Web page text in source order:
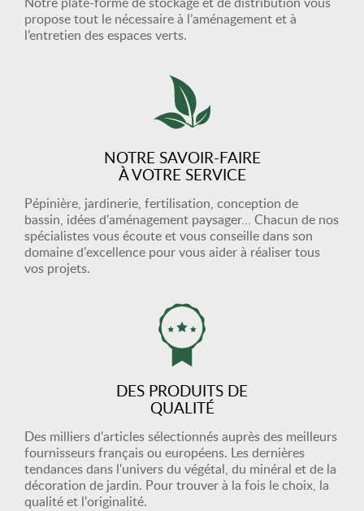
propose tout le nécessaire à l’aménagement et à
l’entretien des espaces verts.
NOTRE SAVOIR-FAIRE
À VOTRE SERVICE
Pépinière, jardinerie, fertilisation, conception de
bassin, idées d'aménagement paysager… Chacun de nos
spécialistes vous écoute et vous conseille dans son
domaine d'excellence pour vous aider à réaliser tous
vos projets.
DES PRODUITS DE
QUALITÉ
Des milliers d'articles sélectionnés auprès des meilleurs
fournisseurs français ou européens. Les dernières
tendances dans l'univers du végétal, du minéral et de la
décoration de jardin. Pour trouver à la fois le choix, la
qualité et l'originalité.